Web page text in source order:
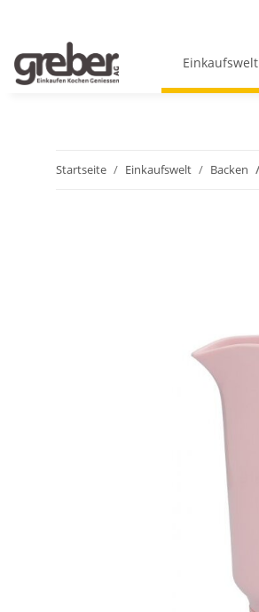
Einkaufswelt
Startseite Einkaufswelt Backen